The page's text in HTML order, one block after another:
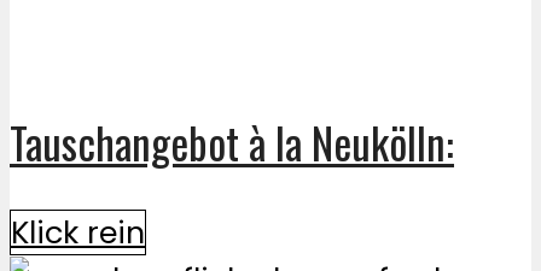
Tauschangebot à la Neukölln:
Klick rein